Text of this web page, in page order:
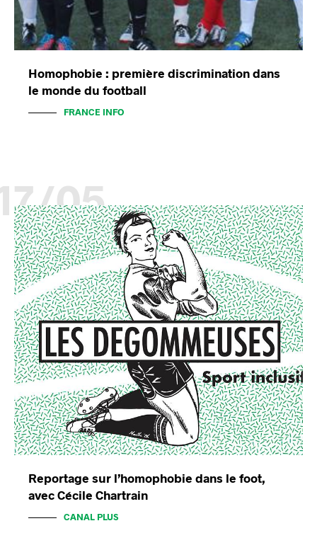
Homophobie : première discrimination dans
le monde du football
FRANCE INFO
05
Reportage sur l’homophobie dans le foot,
avec Cécile Chartrain
CANAL PLUS